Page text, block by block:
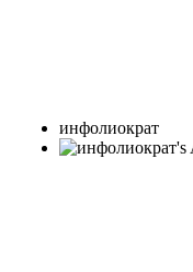
инфолиократ